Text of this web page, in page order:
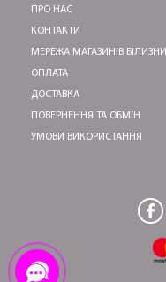
ПРО НАС
КОНТАКТИ
МЕРЕЖА МАГАЗИНІВ БІЛИЗНИ
ОПЛАТА
ДОСТАВКА
ПОВЕРНЕННЯ ТА ОБМІН
УМОВИ ВИКОРИСТАННЯ